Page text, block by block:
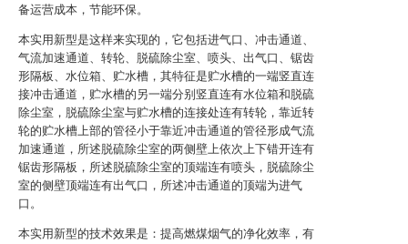
备运营成本，节能环保。
本实用新型是这样来实现的，它包括进气口、冲击通道、
气流加速通道、转轮、脱硫除尘室、喷头、出气口、锯齿
形隔板、水位箱、贮水槽，其特征是贮水槽的一端竖直连
接冲击通道，贮水槽的另一端分别竖直连有水位箱和脱硫
除尘室，脱硫除尘室与贮水槽的连接处连有转轮，靠近转
轮的贮水槽上部的管径小于靠近冲击通道的管径形成气流
加速通道，所述脱硫除尘室的两侧壁上依次上下错开连有
锯齿形隔板，所述脱硫除尘室的顶端连有喷头，脱硫除尘
室的侧壁顶端连有出气口，所述冲击通道的顶端为进气
口。
本实用新型的技术效果是：提高燃煤烟气的净化效率，有